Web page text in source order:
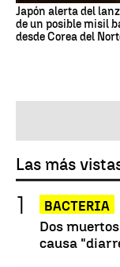
Japón alerta del
de un posible misil
desde Corea del
Las más
BACTERIA
Dos
causa